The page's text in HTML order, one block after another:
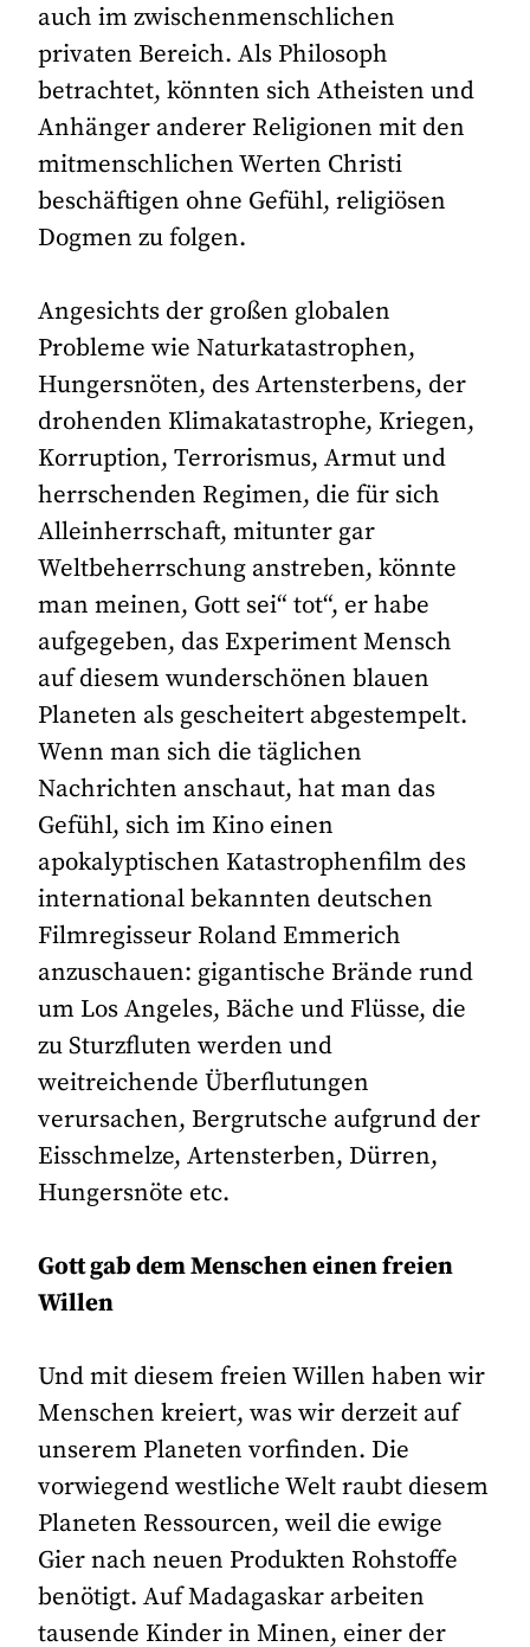
auch im zwischenmenschlichen
privaten Bereich. Als Philosoph
betrachtet, könnten sich Atheisten und
Anhänger anderer Religionen mit den
mitmenschlichen Werten Christi
beschäftigen ohne Gefühl, religiösen
Dogmen zu folgen.
Angesichts der großen globalen
Probleme wie Naturkatastrophen,
Hungersnöten, des Artensterbens, der
drohenden Klimakatastrophe, Kriegen,
Korruption, Terrorismus, Armut und
herrschenden Regimen, die für sich
Alleinherrschaft, mitunter gar
Weltbeherrschung anstreben, könnte
man meinen, Gott sei“ tot“, er habe
aufgegeben, das Experiment Mensch
auf diesem wunderschönen blauen
Planeten als gescheitert abgestempelt.
Wenn man sich die täglichen
Nachrichten anschaut, hat man das
Gefühl, sich im Kino einen
apokalyptischen Katastrophenfilm des
international bekannten deutschen
Filmregisseur Roland Emmerich
anzuschauen: gigantische Brände rund
um Los Angeles, Bäche und Flüsse, die
zu Sturzfluten werden und
weitreichende Überflutungen
verursachen, Bergrutsche aufgrund der
Eisschmelze, Artensterben, Dürren,
Hungersnöte etc.
Gott gab dem Menschen einen freien
Willen
Und mit diesem freien Willen haben wir
Menschen kreiert, was wir derzeit auf
unserem Planeten vorfinden. Die
vorwiegend westliche Welt raubt diesem
Planeten Ressourcen, weil die ewige
Gier nach neuen Produkten Rohstoffe
benötigt. Auf Madagaskar arbeiten
tausende Kinder in Minen, einer der